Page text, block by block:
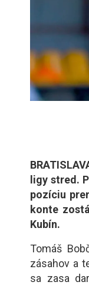
ligy stred.
pozíciu
konte
Kubín.
Tomáš
zásahov a
sa zasa